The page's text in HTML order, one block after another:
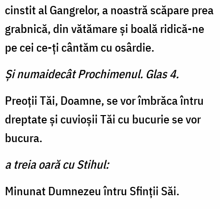
cinstit al Gangrelor, a noastră scăpare prea
grabnică, din vătămare şi boală ridică-ne
pe cei ce-ţi cântăm cu osârdie.
Şi numaidecât Prochimenul. Glas 4.
Preoţii Tăi, Doamne, se vor îmbrăca întru
dreptate şi cuvioşii Tăi cu bucurie se vor
bucura.
a treia oară cu Stihul:
Minunat Dumnezeu întru Sfinţii Săi.